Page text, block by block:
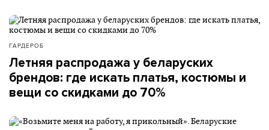
ГАРДЕРОБ
Летняя распродажа у беларуских
брендов: где искать платья, костюмы и
вещи со скидками до 70%